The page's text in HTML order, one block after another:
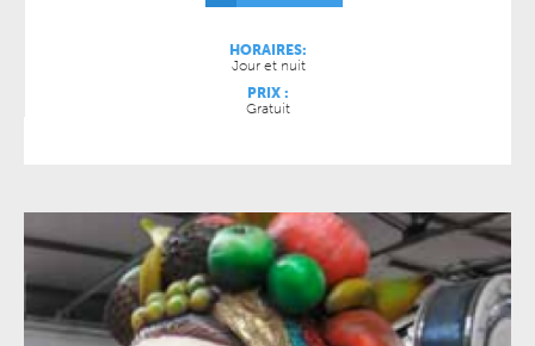
HORAIRES:
Jour et nuit
PRIX :
Gratuit